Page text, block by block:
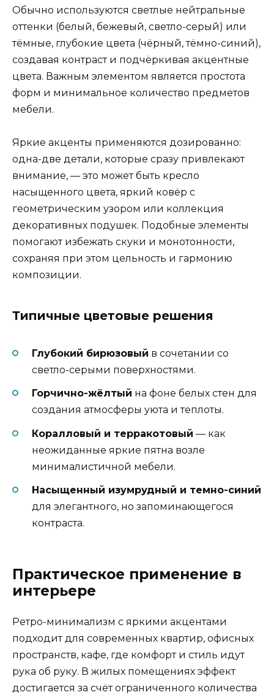
Обычно используются светлые нейтральные
оттенки (белый, бежевый, светло-серый) или
тёмные, глубокие цвета (чёрный, тёмно-синий),
создавая контраст и подчёркивая акцентные
цвета. Важным элементом является простота
форм и минимальное количество предметов
мебели.
Яркие акценты применяются дозированно:
одна-две детали, которые сразу привлекают
внимание, — это может быть кресло
насыщенного цвета, яркий ковёр с
геометрическим узором или коллекция
декоративных подушек. Подобные элементы
помогают избежать скуки и монотонности,
сохраняя при этом цельность и гармонию
композиции.
Типичные цветовые решения
Глубокий бирюзовый в сочетании со
светло-серыми поверхностями.
Горчично-жёлтый на фоне белых стен для
создания атмосферы уюта и теплоты.
Коралловый и терракотовый — как
неожиданные яркие пятна возле
минималистичной мебели.
Насыщенный изумрудный и темно-синий
для элегантного, но запоминающегося
контраста.
Практическое применение в
интерьере
Ретро-минимализм с яркими акцентами
подходит для современных квартир, офисных
пространств, кафе, где комфорт и стиль идут
рука об руку. В жилых помещениях эффект
достигается за счёт ограниченного количества